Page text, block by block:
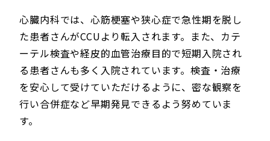
心臓内科では、心筋梗塞や狭心症で急性期を脱し
た患者さんがCCUより転入されます。また、カテ
ーテル検査や経皮的血管治療目的で短期入院され
る患者さんも多く入院されています。検査・治療
を安心して受けていただけるように、密な観察を
行い合併症など早期発見できるよう努めていま
す。